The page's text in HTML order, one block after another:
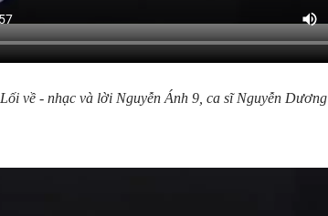
Lối về - nhạc và lời Nguyễn Ánh 9, ca sĩ Nguyễn Dương